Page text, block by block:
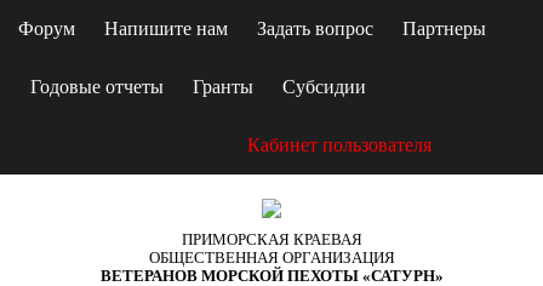
Форум Напишите нам Задать вопрос Партнеры
Годовые отчеты Гранты Субсидии
Кабинет пользователя
ПРИМОРСКАЯ КРАЕВАЯ
ОБЩЕСТВЕННАЯ ОРГАНИЗАЦИЯ
ВЕТЕРАНОВ МОРСКОЙ ПЕХОТЫ «САТУРН»